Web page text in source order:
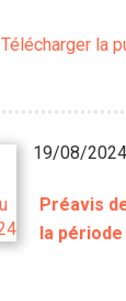
Télécharger la
19/08/2024
Préavis
la période